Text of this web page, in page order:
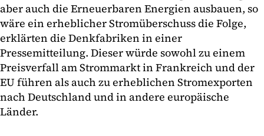
aber auch die Erneuerbaren Energien ausbauen, so
wäre ein erheblicher Stromüberschuss die Folge,
erklärten die Denkfabriken in einer
Pressemitteilung. Dieser würde sowohl zu einem
Preisverfall am Strommarkt in Frankreich und der
EU führen als auch zu erheblichen Stromexporten
nach Deutschland und in andere europäische
Länder.